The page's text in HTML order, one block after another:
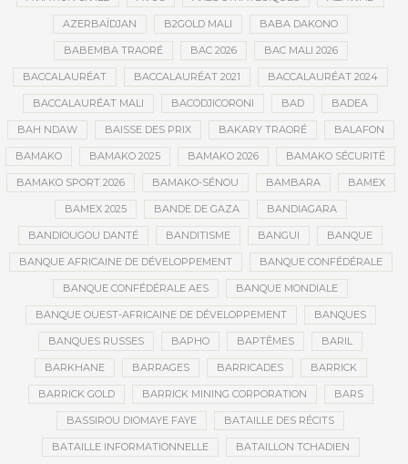
AZERBAÏDJAN B2GOLD MALI BABA DAKONO
BABEMBA TRAORÉ BAC 2026 BAC MALI 2026
BACCALAURÉAT BACCALAURÉAT 2021 BACCALAURÉAT 2024
BACCALAURÉAT MALI BACODJICORONI BAD BADEA
BAH NDAW BAISSE DES PRIX BAKARY TRAORÉ BALAFON
BAMAKO BAMAKO 2025 BAMAKO 2026 BAMAKO SÉCURITÉ
BAMAKO SPORT 2026 BAMAKO-SÉNOU BAMBARA BAMEX
BAMEX 2025 BANDE DE GAZA BANDIAGARA
BANDIOUGOU DANTÉ BANDITISME BANGUI BANQUE
BANQUE AFRICAINE DE DÉVELOPPEMENT BANQUE CONFÉDÉRALE
BANQUE CONFÉDÉRALE AES BANQUE MONDIALE
BANQUE OUEST-AFRICAINE DE DÉVELOPPEMENT BANQUES
BANQUES RUSSES BAPHO BAPTÊMES BARIL
BARKHANE BARRAGES BARRICADES BARRICK
BARRICK GOLD BARRICK MINING CORPORATION BARS
BASSIROU DIOMAYE FAYE BATAILLE DES RÉCITS
BATAILLE INFORMATIONNELLE BATAILLON TCHADIEN